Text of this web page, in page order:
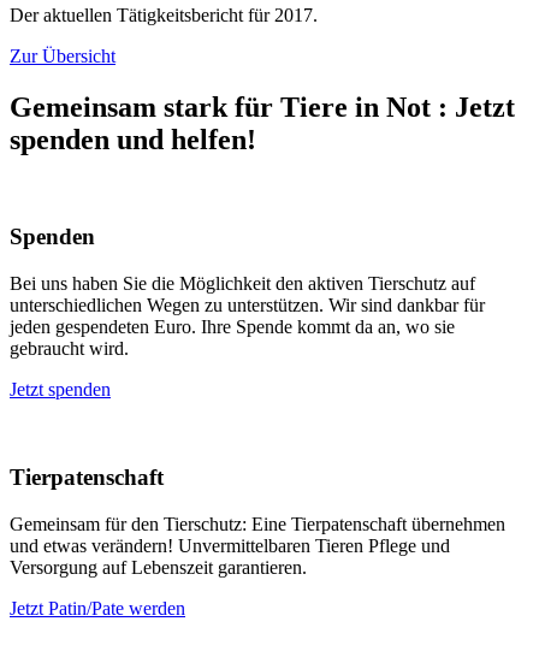
Der aktuellen Tätigkeitsbericht für 2017.
Zur Übersicht
Gemeinsam stark für Tiere in Not : Jetzt
spenden und helfen!
Spenden
Bei uns haben Sie die Möglichkeit den aktiven Tierschutz auf
unterschiedlichen Wegen zu unterstützen. Wir sind dankbar für
jeden gespendeten Euro. Ihre Spende kommt da an, wo sie
gebraucht wird.
Jetzt spenden
Tierpatenschaft
Gemeinsam für den Tierschutz: Eine Tierpatenschaft übernehmen
und etwas verändern! Unvermittelbaren Tieren Pflege und
Versorgung auf Lebenszeit garantieren.
Jetzt Patin/Pate werden